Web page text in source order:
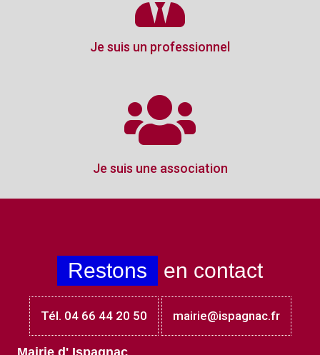
Je suis un professionnel
Je suis une association
Restons en contact
Tél. 04 66 44 20 50 mairie@ispagnac.fr
Mairie d' Ispagnac